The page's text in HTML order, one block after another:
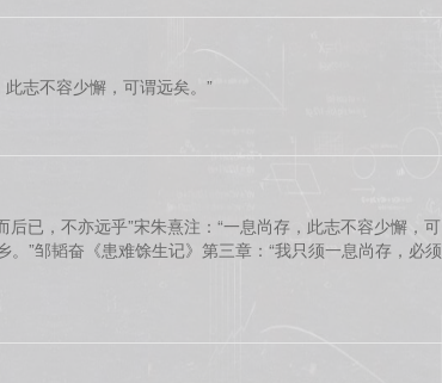
此志不容少懈，可谓远矣。”
已，不亦远乎”宋朱熹注：“一息尚存，此志不容少懈，可
”邹韬奋《患难馀生记》第三章：“我只须一息尚存，必须